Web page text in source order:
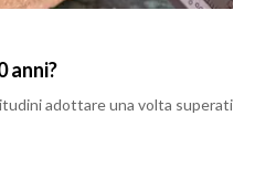
anni?
adottare una volta superati